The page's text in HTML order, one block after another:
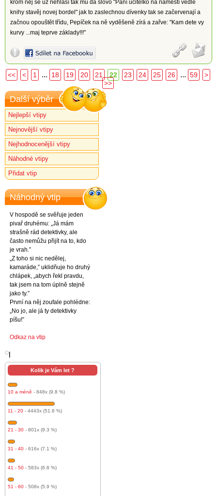
krom něj se už nehlásí tak mu dá slovo "Paní učitelko na náměstí vedle
knihy stavěj novej bordel" jak to zaslechnou dívenky tak se začervenají a
začnou opouštět třídu, Pepíček na ně vyděšeně zírá a zařve: "Kam dete vy
kurvy ...maj teprve základy!!!"
<< < 1 ... 18 19 20 21 22 23 24 25 26 ... 59
>
>>
Další výběr
Nejlepší vtipy
Nejnovější vtipy
Nejhodnocenější vtipy
Náhodné vtipy
Přidat vtip
Náhodný vtip
V hospodě se svěřuje jeden
pivař druhému: „Já mám
strašně rád detektivky, ale
často nemůžu přijít na to, kdo
je vrah.”
„Z toho si nic nedělej,
kamaráde,” uklidňuje ho druhý
chlápek, „abych řekl pravdu,
tak jsem na tom úplně stejně
jako ty.”
První na něj zoufale pohlédne:
„No jo, ale já ty detektivky
píšu!”
Odkaz na vtip
Kolik je Vám let ?
10 a méně - 848x (9.8 %)
11 - 20 - 4443x (51.6 %)
21 - 30 - 801x (9.3 %)
31 - 40 - 616x (7.1 %)
41 - 50 - 583x (6.8 %)
51 - 60 - 508x (5.9 %)